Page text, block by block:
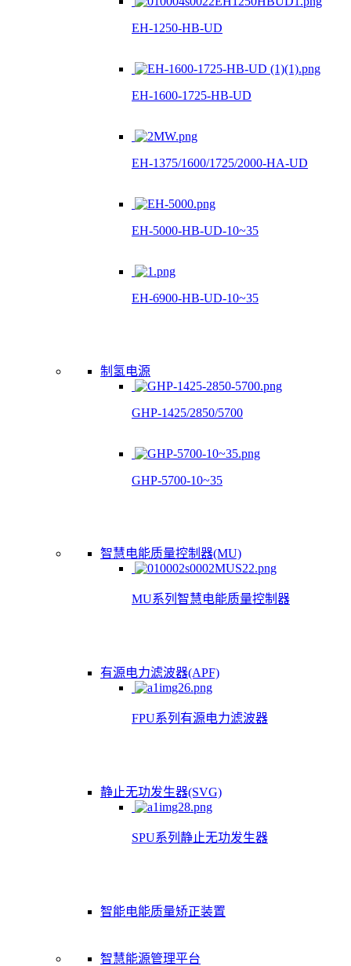
EH-1250-HB-UD
EH-1600-1725-HB-UD
EH-1375/1600/1725/2000-HA-UD
EH-5000-HB-UD-10~35
EH-6900-HB-UD-10~35
制氢电源
GHP-1425/2850/5700
GHP-5700-10~35
智慧电能质量控制器(MU)
MU系列智慧电能质量控制器
有源电力滤波器(APF)
FPU系列有源电力滤波器
静止无功发生器(SVG)
SPU系列静止无功发生器
智能电能质量矫正装置
智慧能源管理平台